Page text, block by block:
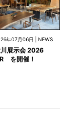
年07月06日 | NEWS
展示会 2026
を開催！